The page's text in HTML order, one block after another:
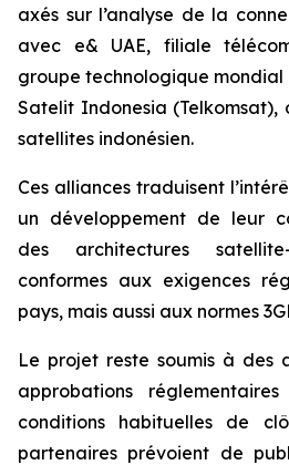
axés sur l’analyse de la
avec e& UAE, filiale
groupe technologique mondial
Satelit Indonesia
satellites indonésien.
Ces alliances traduisent
un développement de leur
des architectures
conformes aux exigences
pays, mais aussi aux normes
Le projet reste soumis à des
approbations
conditions habituelles de
partenaires prévoient de